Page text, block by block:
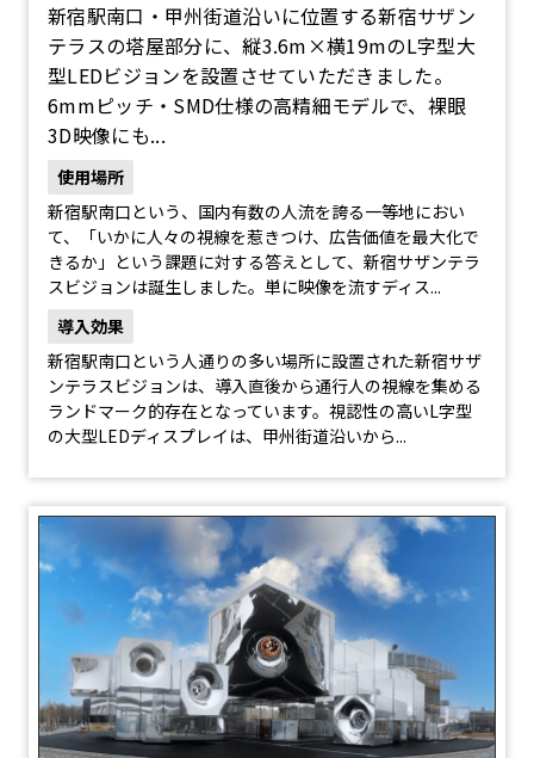
新宿駅南口・甲州街道沿いに位置する新宿サザン
テラスの塔屋部分に、縦3.6m×横19mのL字型大
型LEDビジョンを設置させていただきました。
6mmピッチ・SMD仕様の高精細モデルで、裸眼
3D映像にも...
使用場所
新宿駅南口という、国内有数の人流を誇る一等地におい
て、「いかに人々の視線を惹きつけ、広告価値を最大化で
きるか」という課題に対する答えとして、新宿サザンテラ
スビジョンは誕生しました。単に映像を流すディス...
導入効果
新宿駅南口という人通りの多い場所に設置された新宿サザ
ンテラスビジョンは、導入直後から通行人の視線を集める
ランドマーク的存在となっています。視認性の高いL字型
の大型LEDディスプレイは、甲州街道沿いから...